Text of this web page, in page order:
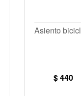
Asiento
$ 440